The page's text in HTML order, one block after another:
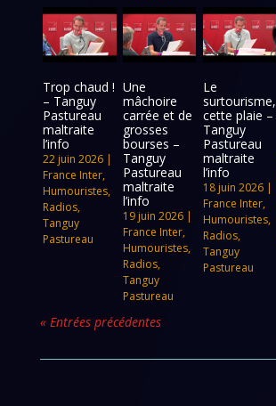
Trop chaud !
– Tanguy
Pastureau
maltraite
l’info
22 juin 2026 |
France Inter,
Humouristes,
Radios,
Tanguy
Pastureau
Une
mâchoire
carrée et de
grosses
bourses –
Tanguy
Pastureau
maltraite
l’info
19 juin 2026|
France Inter,
Humouristes,
Radios,
Tanguy
Pastureau
Le
surtourisme,
cette plaie –
Tanguy
Pastureau
maltraite
l’info
18 juin 2026|
France Inter,
Humouristes,
Radios,
Tanguy
Pastureau
« Entrées précédentes